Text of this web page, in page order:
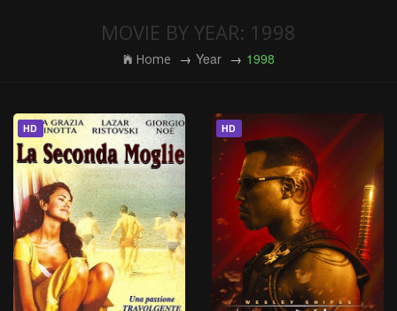
MOVIE BY YEAR: 1998
Home Year 1998
HD HD